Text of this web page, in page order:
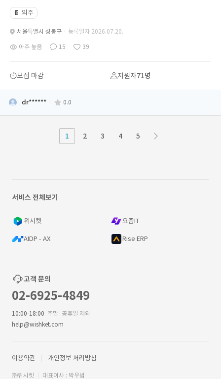
📔 외주
서울특별시 성동구 · 등록일자 2026.07.20.
아주 높음 15 39
모집 마감 지원자71명
dr****** 0.0
1 2 3 4 5
서비스 전체보기
위시켓 요즘IT
AIDP - AX Rise ERP
고객 문의
02-6925-4849
10:00-18:00 주말·공휴일 제외
help@wishket.com
이용약관 개인정보 처리방침
㈜위시켓 대표이사 : 박우범